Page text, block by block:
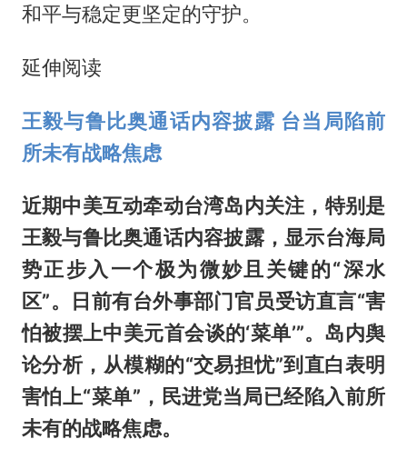
和平与稳定更坚定的守护。
延伸阅读
王毅与鲁比奥通话内容披露 台当局陷前
所未有战略焦虑
近期中美互动牵动台湾岛内关注，特别是
王毅与鲁比奥通话内容披露，显示台海局
势正步入一个极为微妙且关键的“深水
区”。日前有台外事部门官员受访直言“害
怕被摆上中美元首会谈的‘菜单’”。岛内舆
论分析，从模糊的“交易担忧”到直白表明
害怕上“菜单”，民进党当局已经陷入前所
未有的战略焦虑。